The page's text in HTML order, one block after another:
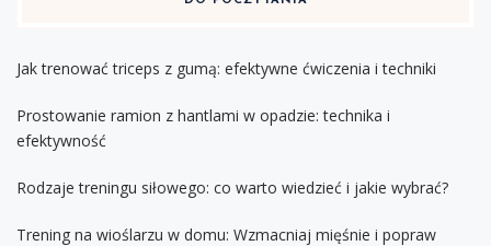
Jak trenować triceps z gumą: efektywne ćwiczenia i techniki
Prostowanie ramion z hantlami w opadzie: technika i
efektywność
Rodzaje treningu siłowego: co warto wiedzieć i jakie wybrać?
Trening na wioślarzu w domu: Wzmacniaj mięśnie i popraw